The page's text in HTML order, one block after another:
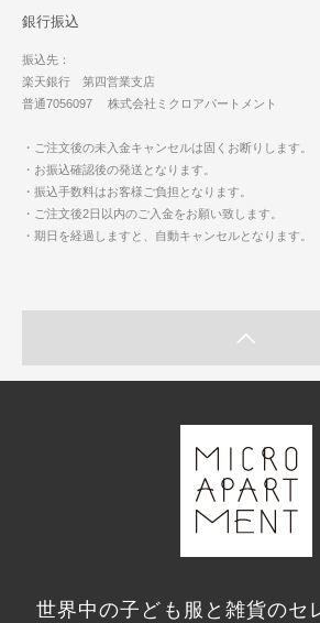
銀行振込
振込先：
楽天銀行 第四営業支店
普通7056097 株式会社ミクロアパートメント
・ご注文後の未入金キャンセルは固くお断りします。
・お振込確認後の発送となります。
・振込手数料はお客様ご負担となります。
・ご注文後2日以内のご入金をお願い致します。
・期日を経過しますと、自動キャンセルとなります。
世界中の子ども服と雑貨のセ